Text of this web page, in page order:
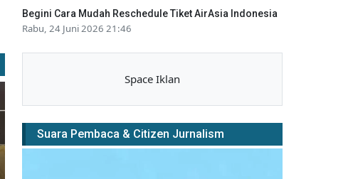
Begini Cara Mudah Reschedule Tiket AirAsia Indonesia
Rabu, 24 Juni 2026 21:46
Space Iklan
Suara Pembaca & Citizen Jurnalism